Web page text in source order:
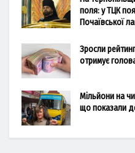
поля: у ТЦК
Почаївської
Зросли
отримує
Мільйони на
що показали